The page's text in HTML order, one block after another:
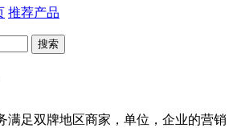
推荐产品
搜索
满足双牌地区商家，单位，企业的营销